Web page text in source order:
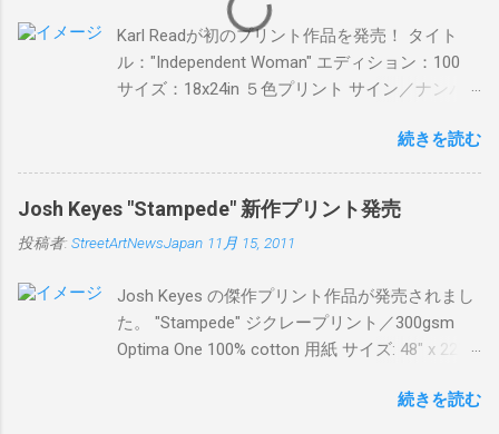
Karl Readが初のプリント作品を発売！ タイト
ル："Independent Woman" エディション：100
サイズ：18x24in ５色プリント サイン／ナンバ
ドフィニッシュバージョン（エディション：
25）$125 購入は８月２６日に こちら から
続きを読む
Josh Keyes "Stampede" 新作プリント発売
投稿者: StreetArtNewsJapan 11月 15, 2011
Josh Keyes の傑作プリント作品が発売されまし
た。 "Stampede" ジクレープリント／300gsm
Optima One 100% cotton 用紙 サイズ: 48" x 22"イ
350 価格: $350 + 送料 購入は こちら から続きを読む